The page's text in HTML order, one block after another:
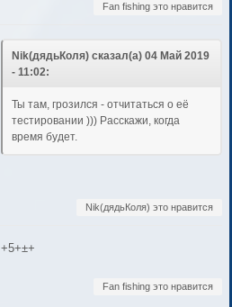
Fan fishing это нравится
Nik(дядьКоля) сказал(а) 04 Май 2019
- 11:02:
Ты там, грозился - отчитаться о её
тестировании ))) Расскажи, когда
время будет.
Nik(дядьКоля) это нравится
+5+±+
Fan fishing это нравится